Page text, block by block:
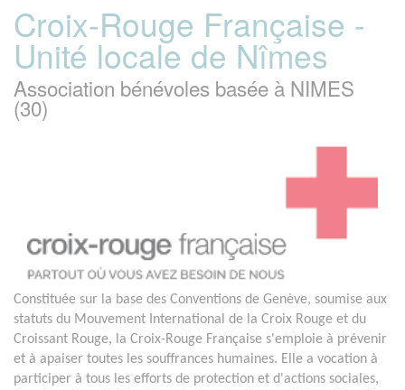
Croix-Rouge Française -
Unité locale de Nîmes
Association bénévoles basée à NIMES
(30)
Constituée sur la base des Conventions de Genève, soumise aux
statuts du Mouvement International de la Croix Rouge et du
Croissant Rouge, la Croix-Rouge Française s'emploie à prévenir
et à apaiser toutes les souffrances humaines. Elle a vocation à
participer à tous les efforts de protection et d'actions sociales,